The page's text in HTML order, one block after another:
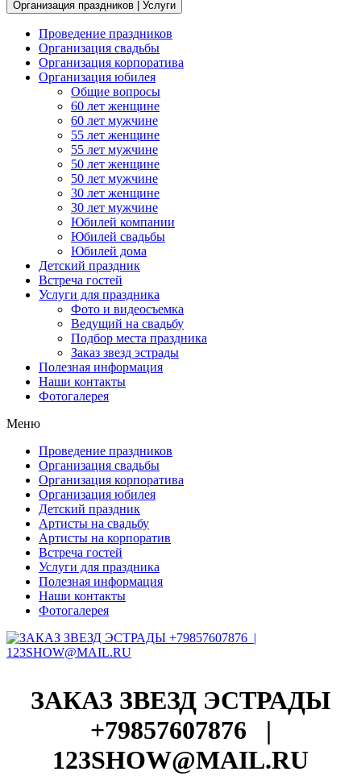
Организация праздников | Услуги
Проведение праздников
Организация свадьбы
Организация корпоратива
Организация юбилея
Общие вопросы
60 лет женщине
60 лет мужчине
55 лет женщине
55 лет мужчине
50 лет женщине
50 лет мужчине
30 лет женщине
30 лет мужчине
Юбилей компании
Юбилей свадьбы
Юбилей дома
Детский праздник
Встреча гостей
Услуги для праздника
Фото и видеосъемка
Ведущий на свадьбу
Подбор места праздника
Заказ звезд эстрады
Полезная информация
Наши контакты
Фотогалерея
Меню
Проведение праздников
Организация свадьбы
Организация корпоратива
Организация юбилея
Детский праздник
Артисты на свадьбу
Артисты на корпоратив
Встреча гостей
Услуги для праздника
Полезная информация
Наши контакты
Фотогалерея
ЗАКАЗ ЗВЕЗД ЭСТРАДЫ
+79857607876
|
123SHOW@MAIL.RU